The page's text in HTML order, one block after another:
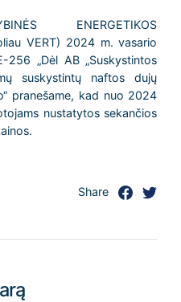
ENERGETIKOS
VERT) 2024 m. vasario
„Dėl AB „Suskystintos
suskystintų naftos dujų
pranešame, kad nuo 2024
nustatytos sekančios
Share